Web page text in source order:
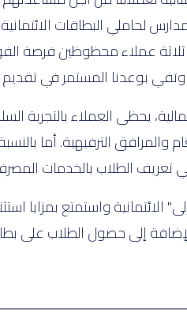
لحاملي البطاقات
وتفي بوعدنا المستمر في
يحظى العملاء بالتجربة
الترفيهية. أما
الطلاب بالخدمات
واستمتع بمزايا
إلى حصول الطلاب على